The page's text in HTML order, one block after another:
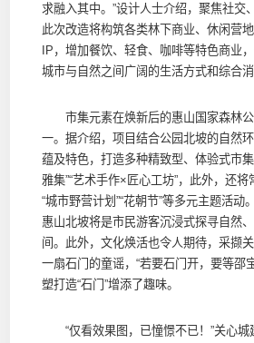
求融入其中。”设计人士介绍，聚焦社交
此次改造将构筑各类林下商业、休闲营
IP，增加餐饮、轻食、咖啡等特色商业
城市与自然之间广阔的生活方式和综合消
市集元素在焕新后的惠山国家森林公
一。据介绍，项目结合公园北坡的自然
蕴及特色，打造多种精致型、体验式市
雅集”“艺术手作×匠心工坊”，此外，还将
“城市野营计划”“花朝节”等多元主题活动
惠山北坡将是市民游客沉浸式探寻自然
间。此外，文化焕活也令人期待，采撷
一扇石门的童谣，“若要石门开，要等邵
塑打造“石门”增添了趣味。
“仅看效果图，已憧憬不已！”关心城